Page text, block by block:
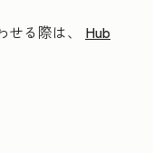
る際は、 Hub